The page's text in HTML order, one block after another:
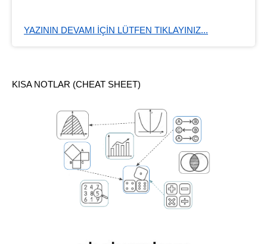
YAZININ DEVAMI IÇIN LÜTFEN TIKLAYINIZ...
KISA NOTLAR (CHEAT SHEET)